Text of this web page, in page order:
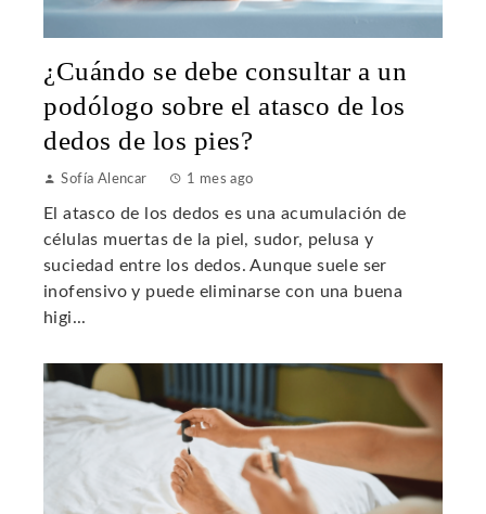
¿Cuándo se debe consultar a un
podólogo sobre el atasco de los
dedos de los pies?
Sofía Alencar 1 mes ago
El atasco de los dedos es una acumulación de
células muertas de la piel, sudor, pelusa y
suciedad entre los dedos. Aunque suele ser
inofensivo y puede eliminarse con una buena
higi...